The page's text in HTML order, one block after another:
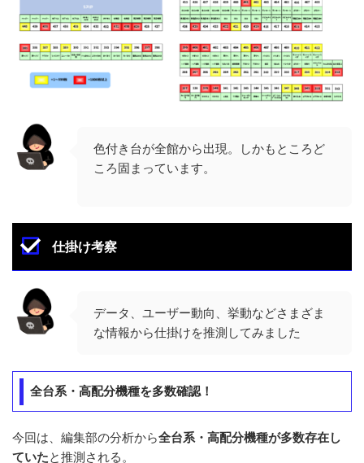
色付き台が全館から出現。しかもところど
ころ固まっています。
仕掛け考察
データ、ユーザー動向、挙動などさまざま
な情報から仕掛けを推測してみました
全台系・高配分機種を多数確認！
今回は、編集部の分析から全台系・高配分機種が多数存在し
ていたと推測される。